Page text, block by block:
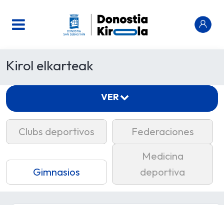
Kirol elkarteak
Clubs deportivos Federaciones
Gimnasios
Medicina
deportiva
VER